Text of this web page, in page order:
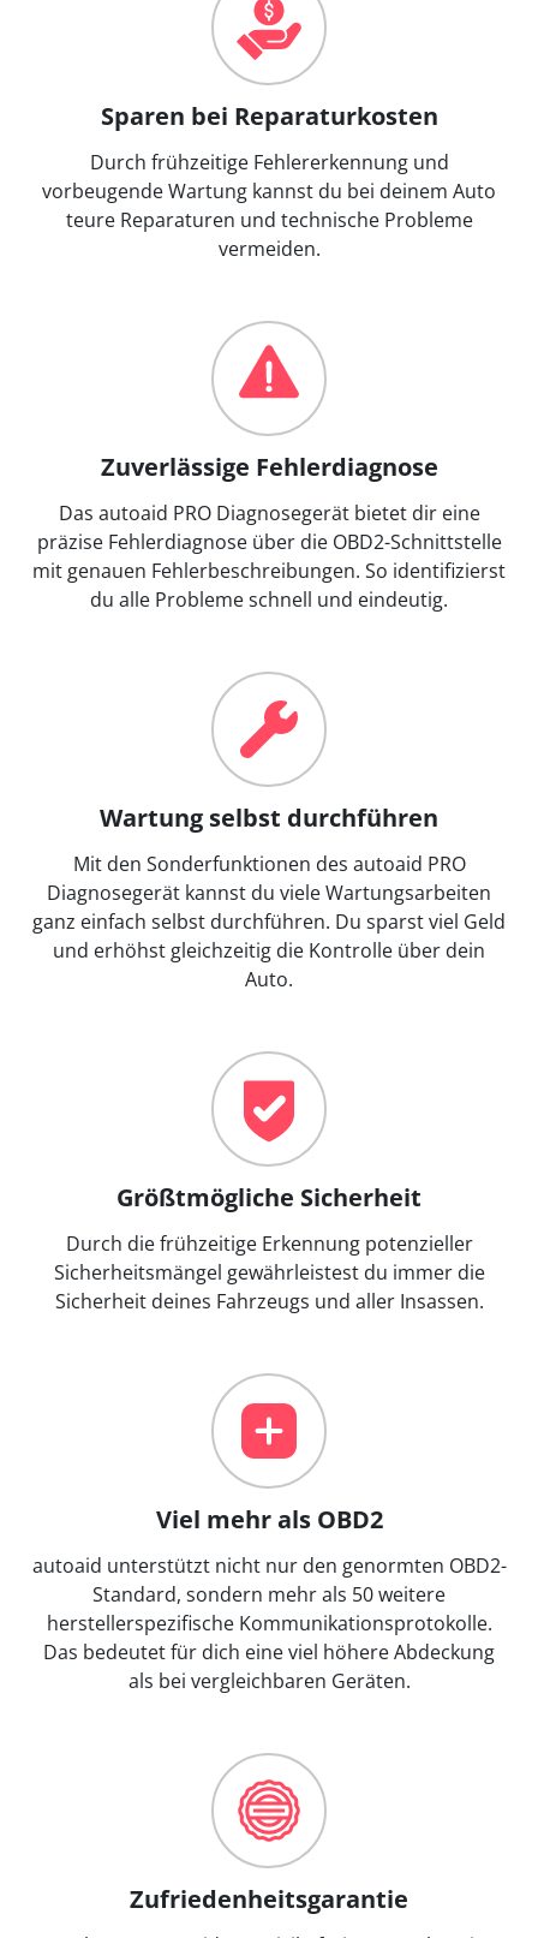
Sparen bei Reparaturkosten
Durch frühzeitige Fehlererkennung und
vorbeugende Wartung kannst du bei deinem Auto
teure Reparaturen und technische Probleme
vermeiden.
Zuverlässige Fehlerdiagnose
Das autoaid PRO Diagnosegerät bietet dir eine
präzise Fehlerdiagnose über die OBD2-Schnittstelle
mit genauen Fehlerbeschreibungen. So identifizierst
du alle Probleme schnell und eindeutig.
Wartung selbst durchführen
Mit den Sonderfunktionen des autoaid PRO
Diagnosegerät kannst du viele Wartungsarbeiten
ganz einfach selbst durchführen. Du sparst viel Geld
und erhöhst gleichzeitig die Kontrolle über dein
Auto.
Größtmögliche Sicherheit
Durch die frühzeitige Erkennung potenzieller
Sicherheitsmängel gewährleistest du immer die
Sicherheit deines Fahrzeugs und aller Insassen.
Viel mehr als OBD2
autoaid unterstützt nicht nur den genormten OBD2-
Standard, sondern mehr als 50 weitere
herstellerspezifische Kommunikationsprotokolle.
Das bedeutet für dich eine viel höhere Abdeckung
als bei vergleichbaren Geräten.
Zufriedenheitsgarantie